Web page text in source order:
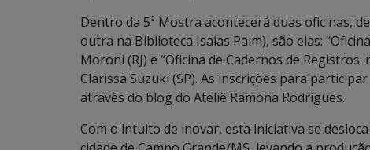
Dentro da 5ª Mostra acontecerá duas oficinas,
outra na Biblioteca Isaias Paim), são elas:
Moroni (RJ) e “Oficina de Cadernos de
Clarissa Suzuki (SP). As inscrições para
através do blog do Ateliê Ramona Rodrigues.
Com o intuito de inovar, esta iniciativa se